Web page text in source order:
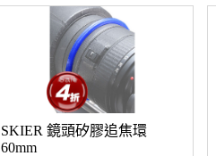
SKIER 鏡頭矽膠追焦環
60mm